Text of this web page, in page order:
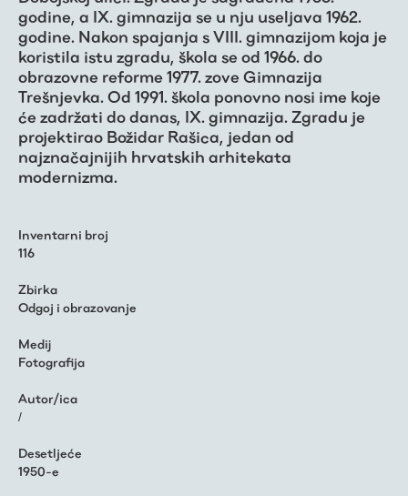
godine, a IX. gimnazija se u nju useljava 1962.
godine. Nakon spajanja s VIII. gimnazijom koja je
koristila istu zgradu, škola se od 1966. do
obrazovne reforme 1977. zove Gimnazija
Trešnjevka. Od 1991. škola ponovno nosi ime koje
će zadržati do danas, IX. gimnazija. Zgradu je
projektirao Božidar Rašica, jedan od
najznačajnijih hrvatskih arhitekata
modernizma.
Inventarni broj
116
Zbirka
Odgoj i obrazovanje
Medij
Fotografija
Autor/ica
/
Desetljeće
1950-e